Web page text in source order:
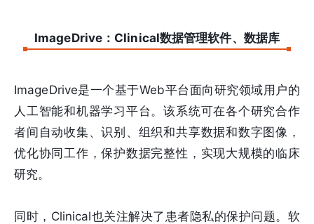
ImageDrive：Clinical数据管理软件、数据库
ImageDrive是一个基于Web平台面向研究领域用户的
人工智能和机器学习平台。该系统可在各个研究合作
者间自动收集、识别、组织和共享数据和数字图像，
优化协同工作，保护数据完整性，实现大规模的临床
研究。
同时，Clinical也关注解决了患者隐私的保护问题。软